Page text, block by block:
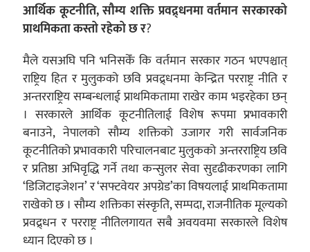
आर्थिक कूटनीति, सौम्य शक्ति प्रवद्र्धनमा वर्तमान सरकारको
प्राथमिकता कस्तो रहेको छ र?
मैले यसअघि पनि भनिसकेँ कि वर्तमान सरकार गठन भएपश्चात्
राष्ट्रिय हित र मुलुकको छवि प्रवद्र्धनमा केन्द्रित परराष्ट्र नीति र
अन्तरराष्ट्रिय सम्बन्धलाई प्राथमिकतामा राखेर काम भइरहेका छन्
। सरकारले आर्थिक कूटनीतिलाई विशेष रूपमा प्रभावकारी
बनाउने, नेपालको सौम्य शक्तिको उजागर गरी सार्वजनिक
कूटनीतिको प्रभावकारी परिचालनबाट मुलुकको अन्तरराष्ट्रिय छवि
र प्रतिष्ठा अभिवृद्धि गर्ने तथा कन्सुलर सेवा सुदृढीकरणका लागि
‘डिजिटाइजेशन’ र ‘सफ्टवेयर अपग्रेड’का विषयलाई प्राथमिकतामा
राखेको छ । सौम्य शक्तिका संस्कृति, सम्पदा, राजनीतिक मूल्यको
प्रवद्र्धन र परराष्ट्र नीतिलगायत सबै अवयवमा सरकारले विशेष
ध्यान दिएको छ ।